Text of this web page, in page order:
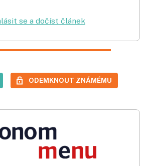
se a dočíst článek
ODEMKNOUT ZNÁMÉMU